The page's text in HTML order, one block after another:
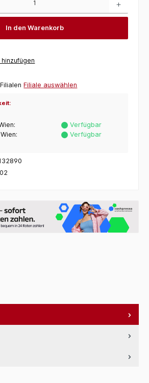
In den Warenkorb
Filiale auswählen
Verfügbar
Verfügbar